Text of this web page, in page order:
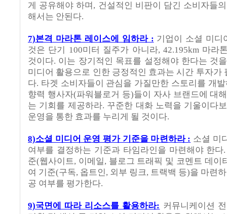
게 공유해야 하며, 건설적인 비판이 담긴 소비자들
해서는 안된다.
7)본격 마라톤 레이스에 임하라 : 기업이 소셜 미디
것은 단기 100미터 질주가 아니라, 42.195km 마라
것이다. 이는 장기적인 목표를 설정해야 한다는 것
미디어 활용으로 인한 긍정적인 효과는 시간 투자가
다. 타겟 소비자들이 관심을 가질만한 스토리를 개
향력 행사자(파워블로거 등)들이 자사 브랜드에 대
는 기회를 제공하라. 꾸준한 대화 노력을 기울이다
운영을 통한 효과를 누리게 될 것이다.
8)소셜 미디어 운영 평가 기준을 마련하라 : 소셜 미
여부를 결정하는 기준과 타임라인을 마련해야 한
준(웹사이트, 이메일, 블로그 트래픽 및 코멘트 데이
여 기준(구독, 옵트인, 외부 링크, 트랙백 등)을 마련
공 여부를 평가한다.
9)국면에 따라 리소스를 활용하라: 커뮤니케이션